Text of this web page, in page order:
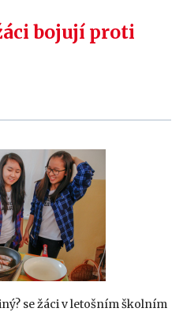
bojují proti
se žáci v letošním školním